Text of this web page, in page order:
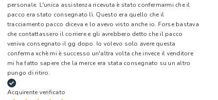
personale. L'unica assistenza ricevuta è stato confermarmi che il
pacco era stato consegnato lì. Questo era quello che il
tracciamento pacco diceva e lo avevo visto anche io. Forse bastava
che contattassero il corriere e gli avrebbero detto che il pacco
veniva consegnato il gg dopo. Io volevo solo avere questa
conferma xchè mi è successo un'altra volta che invece il venditore
mi ha fatto sapere che la merce era stata consegnato su un altro
pungo di ritiro.
Acquirente verificato